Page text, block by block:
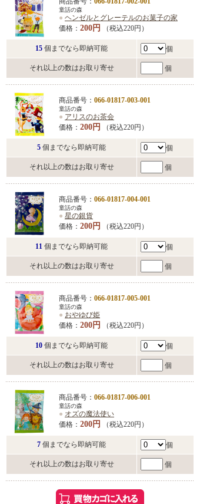
童話の森
● ヘンゼルとグレーテルのお菓子の家
価格： 200円 （税込220円）
15 個までなら即納可能 個
それ以上の数はお取り寄せ 個
商品番号： 066-01817-003-001
童話の森
● アリスのお茶会
価格： 200円 （税込220円）
5 個までなら即納可能 個
それ以上の数はお取り寄せ 個
商品番号： 066-01817-004-001
童話の森
● 星の銀貨
価格： 200円 （税込220円）
11 個までなら即納可能 個
それ以上の数はお取り寄せ 個
商品番号： 066-01817-005-001
童話の森
● おやゆび姫
価格： 200円 （税込220円）
10 個までなら即納可能 個
それ以上の数はお取り寄せ 個
商品番号： 066-01817-006-001
童話の森
● オズの魔法使い
価格： 200円 （税込220円）
7 個までなら即納可能 個
それ以上の数はお取り寄せ 個